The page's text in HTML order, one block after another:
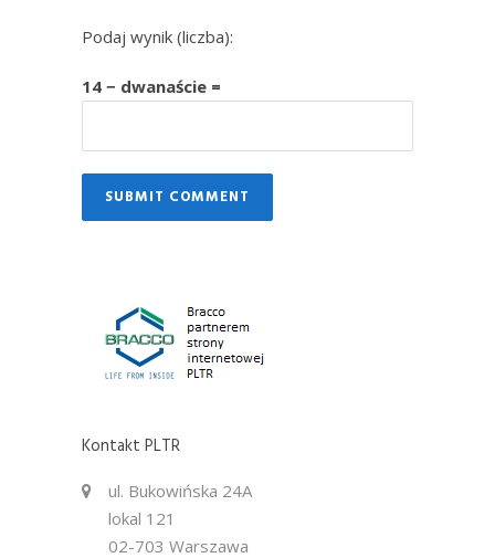
Podaj wynik (liczba):
14 − dwanaście =
Kontakt PLTR
ul. Bukowińska 24A
lokal 121
02-703 Warszawa